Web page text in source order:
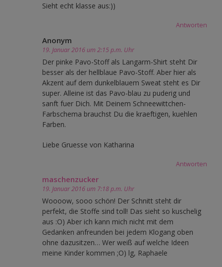
Sieht echt klasse aus:))
Antworten
Anonym
19. Januar 2016 um 2:15 p.m. Uhr
Der pinke Pavo-Stoff als Langarm-Shirt steht Dir
besser als der hellblaue Pavo-Stoff. Aber hier als
Akzent auf dem dunkelblauem Sweat steht es Dir
super. Alleine ist das Pavo-blau zu puderig und
sanft fuer Dich. Mit Deinem Schneewittchen-
Farbschema brauchst Du die kraeftigen, kuehlen
Farben.
Liebe Gruesse von Katharina
Antworten
maschenzucker
19. Januar 2016 um 7:18 p.m. Uhr
Woooow, sooo schön! Der Schnitt steht dir
perfekt, die Stoffe sind toll! Das sieht so kuschelig
aus :O) Aber ich kann mich nicht mit dem
Gedanken anfreunden bei jedem Klogang oben
ohne dazusitzen… Wer weiß auf welche Ideen
meine Kinder kommen ;O) lg, Raphaele